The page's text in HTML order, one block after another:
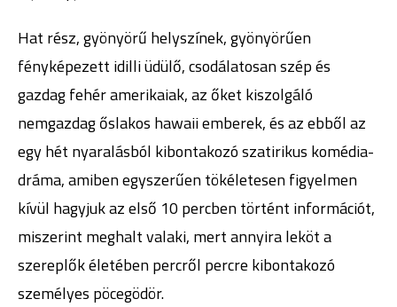
Hat rész, gyönyörű helyszínek, gyönyörűen
fényképezett idilli üdülő, csodálatosan szép és
gazdag fehér amerikaiak, az őket kiszolgáló
nemgazdag őslakos hawaii emberek, és az ebből az
egy hét nyaralásból kibontakozó szatirikus komédia-
dráma, amiben egyszerűen tökéletesen figyelmen
kívül hagyjuk az első 10 percben történt információt,
miszerint meghalt valaki, mert annyira leköt a
szereplők életében percről percre kibontakozó
személyes pöcegödör.